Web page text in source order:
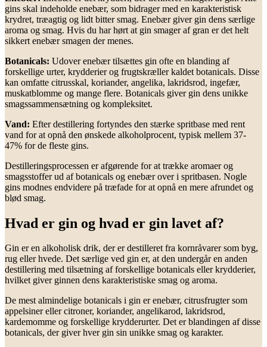
gins skal indeholde enebær, som bidrager med en karakteristisk
krydret, træagtig og lidt bitter smag. Enebær giver gin dens særlige
aroma og smag. Hvis du har hørt at gin smager af gran er det helt
sikkert enebær smagen der menes.
Botanicals: Udover enebær tilsættes gin ofte en blanding af
forskellige urter, krydderier og frugtskræller kaldet botanicals. Disse
kan omfatte citrusskal, koriander, angelika, lakridsrod, ingefær,
muskatblomme og mange flere. Botanicals giver gin dens unikke
smagssammensætning og kompleksitet.
Vand: Efter destillering fortyndes den stærke spritbase med rent
vand for at opnå den ønskede alkoholprocent, typisk mellem 37-
47% for de fleste gins.
Destilleringsprocessen er afgørende for at trække aromaer og
smagsstoffer ud af botanicals og enebær over i spritbasen. Nogle
gins modnes endvidere på træfade for at opnå en mere afrundet og
blød smag.
Hvad er gin og hvad er gin lavet af?
Gin er en alkoholisk drik, der er destilleret fra kornråvarer som byg,
rug eller hvede. Det særlige ved gin er, at den undergår en anden
destillering med tilsætning af forskellige botanicals eller krydderier,
hvilket giver ginnen dens karakteristiske smag og aroma.
De mest almindelige botanicals i gin er enebær, citrusfrugter som
appelsiner eller citroner, koriander, angelikarod, lakridsrod,
kardemomme og forskellige krydderurter. Det er blandingen af disse
botanicals, der giver hver gin sin unikke smag og karakter.